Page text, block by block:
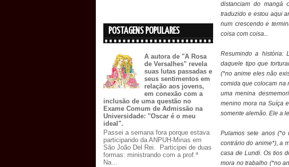
POSTAGENS POPULARES
A autora de "A Rosa
de Versalhes" revela
suas lutas passadas e
seus sentimentos em
relação aos jovens,
em conexão com a
inclusão de uma questão no
Exame Comum de Admissão na
Universidade: "Oscar é o meu
ideal".
Passei a semana fora porque estava
participando da ANPUH-Minas em
São João Del Rei. Participei de duas
formas: ministrando com a prof.ª
Na...
distanciam do mangá
traduzido e estou aqui
num crescendo e
coisa com coisa...
Resumindo a história:
daquele tipo que
(*no anime eles não
comida que colocam na
uma menina
menino mora na Suíça
somente alemão. Ele a
Pulamos sete anos (*o
contrário do anime*), a
casa de Lundi. Os tios
mora no trabalho (*no